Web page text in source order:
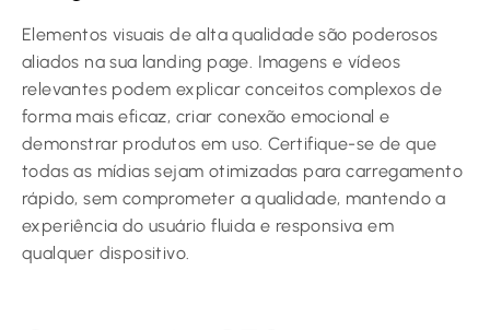
Elementos visuais de alta qualidade são poderosos
aliados na sua landing page. Imagens e vídeos
relevantes podem explicar conceitos complexos de
forma mais eficaz, criar conexão emocional e
demonstrar produtos em uso. Certifique-se de que
todas as mídias sejam otimizadas para carregamento
rápido, sem comprometer a qualidade, mantendo a
experiência do usuário fluida e responsiva em
qualquer dispositivo.